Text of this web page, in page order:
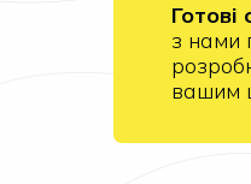
з нами
вашим